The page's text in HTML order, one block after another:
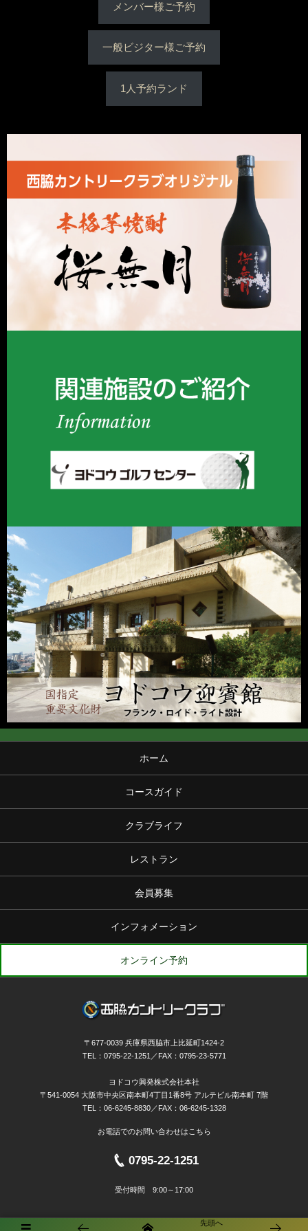
メンバー様ご予約
一般ビジター様ご予約
1人予約ランド
先頭へ
ホーム
コースガイド
クラブライフ
レストラン
会員募集
インフォメーション
オンライン予約
〒677-0039 兵庫県西脇市上比延町1424-2
TEL：0795-22-1251／FAX：0795-23-5771
ヨドコウ興発株式会社本社
〒541-0054 大阪市中央区南本町4丁目1番8号 アルテビル南本町 7階
TEL：06-6245-8830／FAX：06-6245-1328
お電話でのお問い合わせはこちら
0795-22-1251
受付時間 9:00～17:00